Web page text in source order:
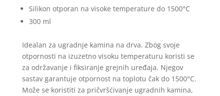
Silikon otporan na visoke temperature do 1500°C
300 ml
Idealan za ugradnje kamina na drva. Zbog svoje
otpornosti na izuzetno visoku temperaturu koristi se
za održavanje i fiksiranje grejnih uređaja. Njegov
sastav garantuje otpornost na toplotu čak do 1500°C.
Može se koristiti za pričvršćivanje ugradnih kamina,